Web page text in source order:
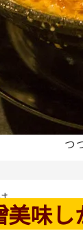
つ
美味